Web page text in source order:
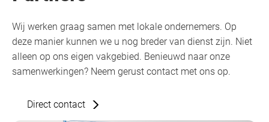
Wij werken graag samen met lokale ondernemers. Op
deze manier kunnen we u nog breder van dienst zijn. Niet
alleen op ons eigen vakgebied. Benieuwd naar onze
samenwerkingen? Neem gerust contact met ons op.
Direct contact